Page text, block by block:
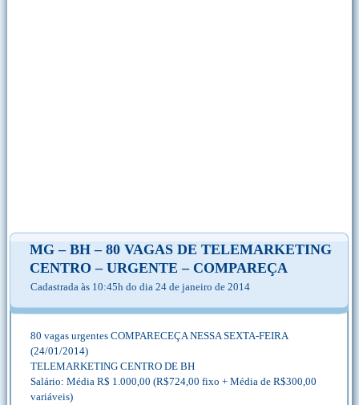
MG – BH – 80 VAGAS DE TELEMARKETING
CENTRO – URGENTE – COMPAREÇA
Cadastrada às 10:45h do dia 24 de janeiro de 2014
80 vagas urgentes COMPARECEÇA NESSA SEXTA-FEIRA
(24/01/2014)
TELEMARKETING CENTRO DE BH
Salário: Média R$ 1.000,00 (R$724,00 fixo + Média de R$300,00
variáveis)